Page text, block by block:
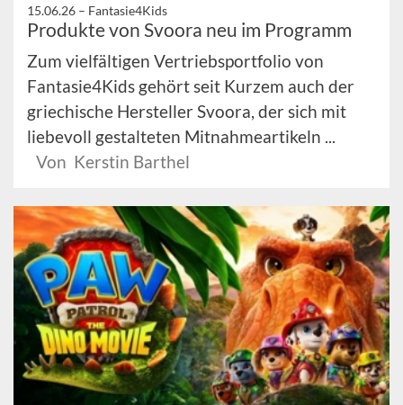
15.06.26 – Fantasie4Kids
Produkte von Svoora neu im Programm
Zum vielfältigen Vertriebsportfolio von
Fantasie4Kids gehört seit Kurzem auch der
griechische Hersteller Svoora, der sich mit
liebevoll gestalteten Mitnahmeartikeln ...
Von Kerstin Barthel